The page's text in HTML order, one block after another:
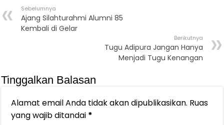
Sebelumnya
Ajang Silahturahmi Alumni 85
Kembali di Gelar
Berikutnya
Tugu Adipura Jangan Hanya
Menjadi Tugu Kenangan
Tinggalkan Balasan
Alamat email Anda tidak akan dipublikasikan. Ruas
yang wajib ditandai *